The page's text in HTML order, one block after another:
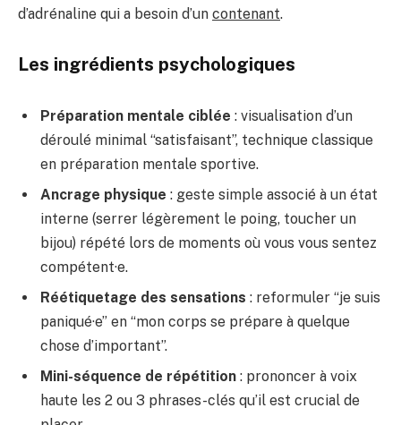
d’adrénaline qui a besoin d’un contenant.
Les ingrédients psychologiques
Préparation mentale ciblée : visualisation d’un
déroulé minimal “satisfaisant”, technique classique
en préparation mentale sportive.
Ancrage physique : geste simple associé à un état
interne (serrer légèrement le poing, toucher un
bijou) répété lors de moments où vous vous sentez
compétent·e.
Réétiquetage des sensations : reformuler “je suis
paniqué·e” en “mon corps se prépare à quelque
chose d’important”.
Mini-séquence de répétition : prononcer à voix
haute les 2 ou 3 phrases-clés qu’il est crucial de